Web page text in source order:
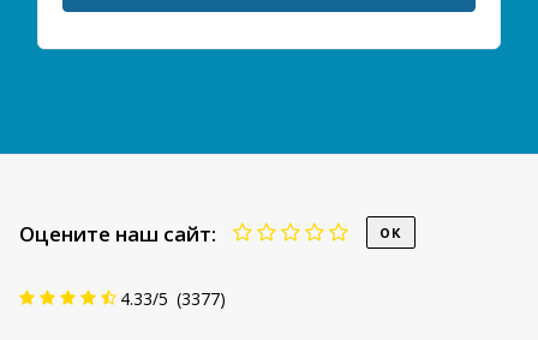
Оцените наш сайт:
4.33/5 (3377)